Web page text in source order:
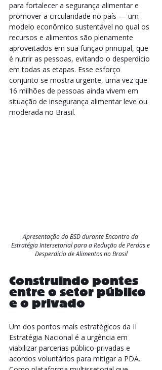
para fortalecer a segurança alimentar e
promover a circularidade no país — um
modelo econômico sustentável no qual os
recursos e alimentos são plenamente
aproveitados em sua função principal, que
é nutrir as pessoas, evitando o desperdício
em todas as etapas. Esse esforço
conjunto se mostra urgente, uma vez que
16 milhões de pessoas ainda vivem em
situação de insegurança alimentar leve ou
moderada no Brasil.
Apresentação do BSD durante Encontro da
Estratégia Intersetorial para a Redução de Perdas e
Desperdício de Alimentos no Brasil
Construindo pontes
entre o setor público
e o privado
Um dos pontos mais estratégicos da II
Estratégia Nacional é a urgência em
viabilizar parcerias público-privadas e
acordos voluntários para mitigar a PDA.